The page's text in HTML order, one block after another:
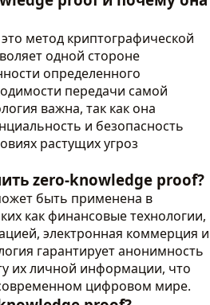
метод криптографической
одной стороне
определенного
передачи самой
важна, так как она
и безопасность
растущих угроз
zero-knowledge proof?
быть применена в
как финансовые технологии,
электронная коммерция и
гарантирует анонимность
их личной информации, что
цифровом мире.